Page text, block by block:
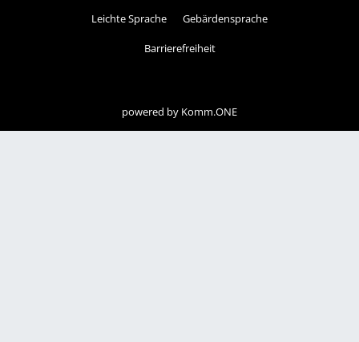
Leichte Sprache Gebärdensprache
Barrierefreiheit
powered by Komm.ONE